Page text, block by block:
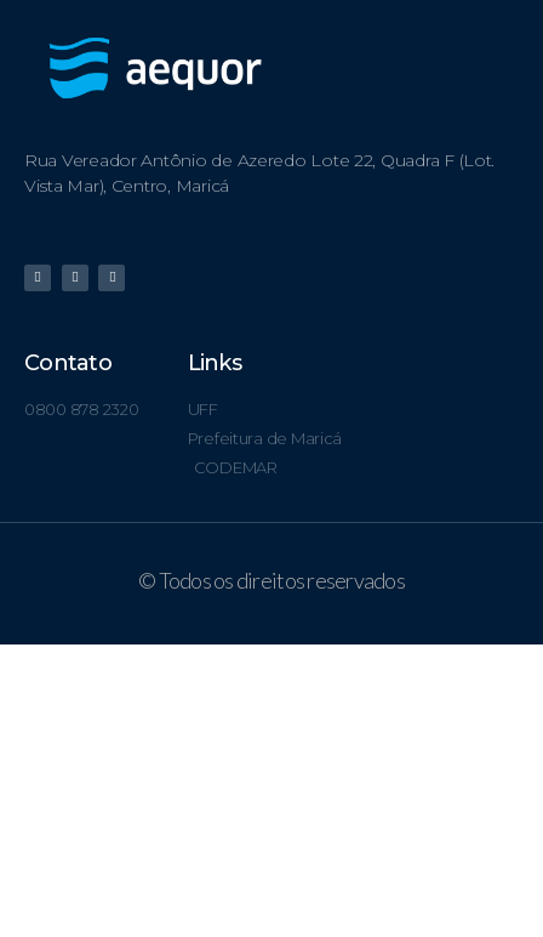
Rua Vereador Antônio de Azeredo Lote 22, Quadra F (Lot.
Vista Mar), Centro, Maricá
Contato
0800 878 2320
Links
UFF
Prefeitura de Maricá
CODEMAR
© Todos os direitos reservados